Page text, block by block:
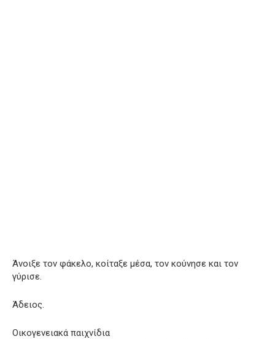
Άνοιξε τον φάκελο, κοίταξε μέσα, τον κούνησε και τον
γύρισε.
Άδειος.
Οικογενειακά παιχνίδια